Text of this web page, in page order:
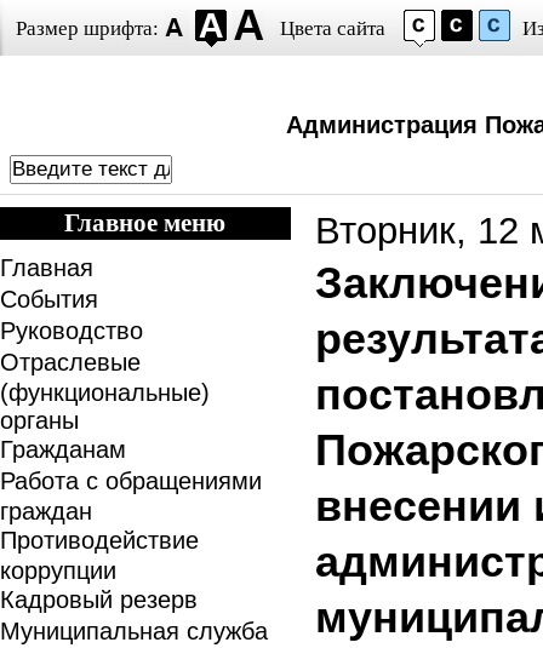
Размер шрифта: Цвета сайта
Администрация
Главное меню
Главная
События
Руководство
Отраслевые
(функциональные)
органы
Гражданам
Работа с обращениями
граждан
Противодействие
коррупции
Кадровый резерв
Муниципальная служба
Вторник, 12
внесении